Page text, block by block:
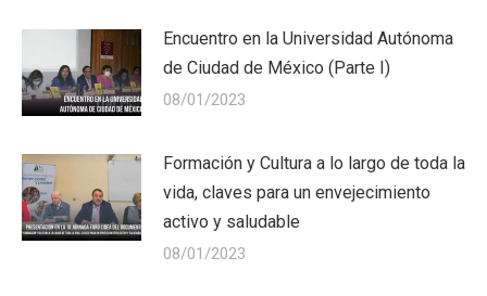
Encuentro en la Universidad Autónoma
de Ciudad de México (Parte I)
08/01/2023
Formación y Cultura a lo largo de toda la
vida, claves para un envejecimiento
activo y saludable
08/01/2023